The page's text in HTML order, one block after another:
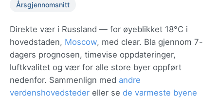
Årsgjennomsnitt
Direkte vær i Russland — for øyeblikket 18°C i
hovedstaden, Moscow, med clear. Bla gjennom 7-
dagers prognosen, timevise oppdateringer,
luftkvalitet og vær for alle store byer oppført
nedenfor. Sammenlign med andre
verdenshovedsteder eller se de varmeste byene